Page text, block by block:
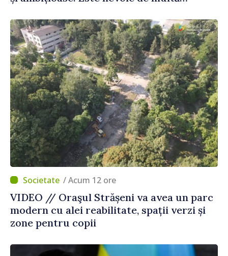
/ Acum 12 ore
VIDEO // Oraşul Strășeni va avea un parc
modern cu alei reabilitate, spații verzi și
zone pentru copii